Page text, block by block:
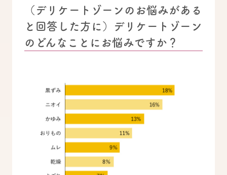
（デリケートゾーンのお悩みがある
と回答した方に）デリケートゾーン
のどんなことにお悩みですか？